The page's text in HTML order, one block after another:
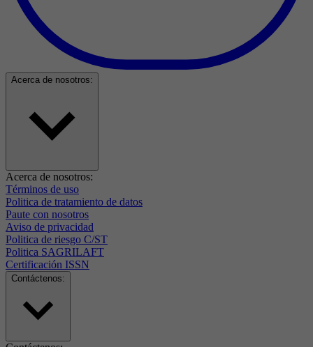
Acerca de nosotros:
Acerca de nosotros:
Términos de uso
Politica de tratamiento de datos
Paute con nosotros
Aviso de privacidad
Politica de riesgo C/ST
Politica SAGRILAFT
Certificación ISSN
Contáctenos: